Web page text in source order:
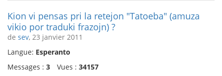
Kion vi pensas pri la retejon "Tatoeba" (amuza
vikio por traduki frazojn) ?
de sev, 23 janvier 2011
Langue: Esperanto
Messages : 3 Vues : 34157